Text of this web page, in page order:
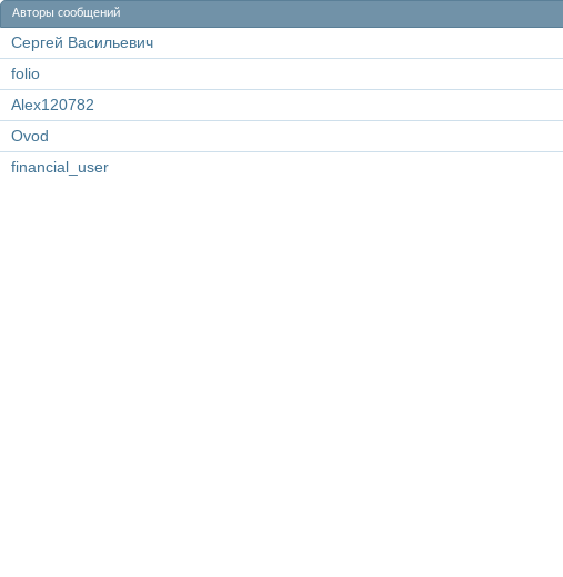
Авторы сообщений
Сергей Васильевич
folio
Alex120782
Ovod
financial_user